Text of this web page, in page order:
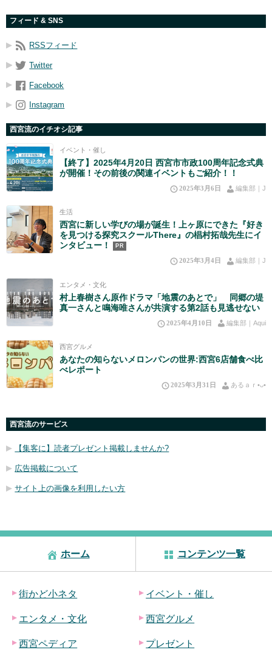
フィード & SNS
RSSフィード
Twitter
Facebook
Instagram
西宮流のイチオシ記事
イベント・催し
【終了】2025年4月20日 西宮市市政100周年記念式典
が開催！その前後の関連イベントもご紹介！！
2025年3月6日 編集部｜J
生活
西宮に新しい学びの場が誕生！上ヶ原にできた『好き
を見つける探究スクールThere』の椙村拓哉先生にイ
ンタビュー！
PR
2025年3月4日 編集部｜J
エンタメ・文化
村上春樹さん原作ドラマ「地震のあとで」 同郷の堤
真一さんと鳴海唯さんが共演する第2話も見逃せない
2025年4月10日 編集部｜Aqui
西宮グルメ
あなたの知らないメロンパンの世界:西宮6店舗食べ比
べレポート
2025年3月31日 あるａｒ•⁠ᴗ⁠•⁠
西宮流のサービス
【集客に】読者プレゼント掲載しませんか?
広告掲載について
サイト上の画像を利用したい方
ホーム コンテンツ一覧
街かど小ネタ イベント・催し
エンタメ・文化 西宮グルメ
西宮ペディア プレゼント